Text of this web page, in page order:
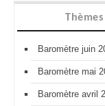
Thèmes
Baromètre juin
Baromètre mai
Baromètre avril